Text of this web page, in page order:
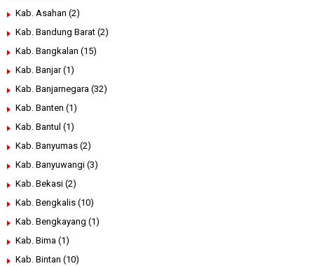
Kab. Asahan (2)
Kab. Bandung Barat (2)
Kab. Bangkalan (15)
Kab. Banjar (1)
Kab. Banjarnegara (32)
Kab. Banten (1)
Kab. Bantul (1)
Kab. Banyumas (2)
Kab. Banyuwangi (3)
Kab. Bekasi (2)
Kab. Bengkalis (10)
Kab. Bengkayang (1)
Kab. Bima (1)
Kab. Bintan (10)